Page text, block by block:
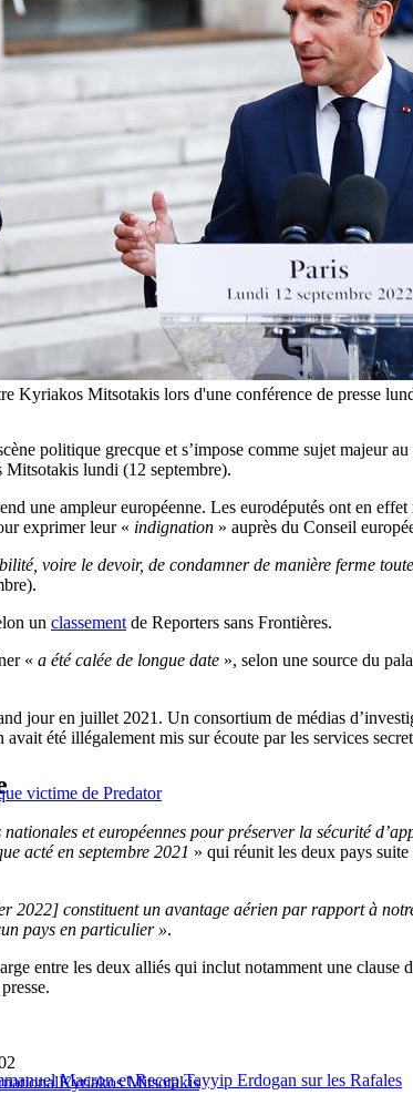
Kyriakos Mitsotakis lors d'une conférence de presse
politique grecque et s’impose comme sujet majeur
lundi (12 septembre).
une ampleur européenne. Les eurodéputés ont en
exprimer leur « indignation » auprès du Conseil
voire le devoir, de condamner de manière ferme
un classement de Reporters sans Frontières.
« a été calée de longue date », selon une source du
jour en juillet 2021. Un consortium de médias
été illégalement mis sur écoute par les services
victime de Predator
nationales et européennes pour préserver la sécurité
acté en septembre 2021 » qui réunit les deux pays
2022] constituent un avantage aérien par rapport à
pays en particulier ».
entre les deux alliés qui inclut notamment une clause
Macron et Recep Tayyip Erdogan sur les Rafales
Kyriakos Mitsotakis